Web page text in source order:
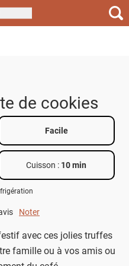
de cookies
Facile
Cuisson : 10 min
of 5.Noter
avec ces jolies truffes
famille ou à vos amis ou